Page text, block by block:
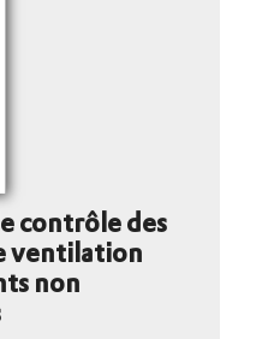
contrôle des
ventilation
non